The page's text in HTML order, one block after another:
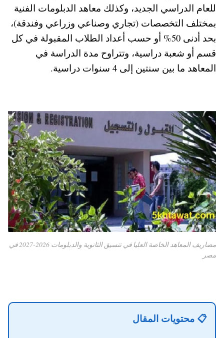
للعام الدراسي الجديد، وكذلك معاهد الدبلومات الفنية
بمختلف التخصصات (تجاري وصناعي وزراعي وفندقة)،
بحد أدنى 50% أو حسب أعداد الطلاب المقبولة في كل
قسم أو شعبة دراسية، وتتراوح مدة الدراسة في
المعاهد ما بين سنتين إلى 4 سنوات دراسية.
مصاريف المعاهد الخاصة العليا في تنسيق الثانوية والدبلومات 2026-2027 في
مصر
📋 محتويات المقال